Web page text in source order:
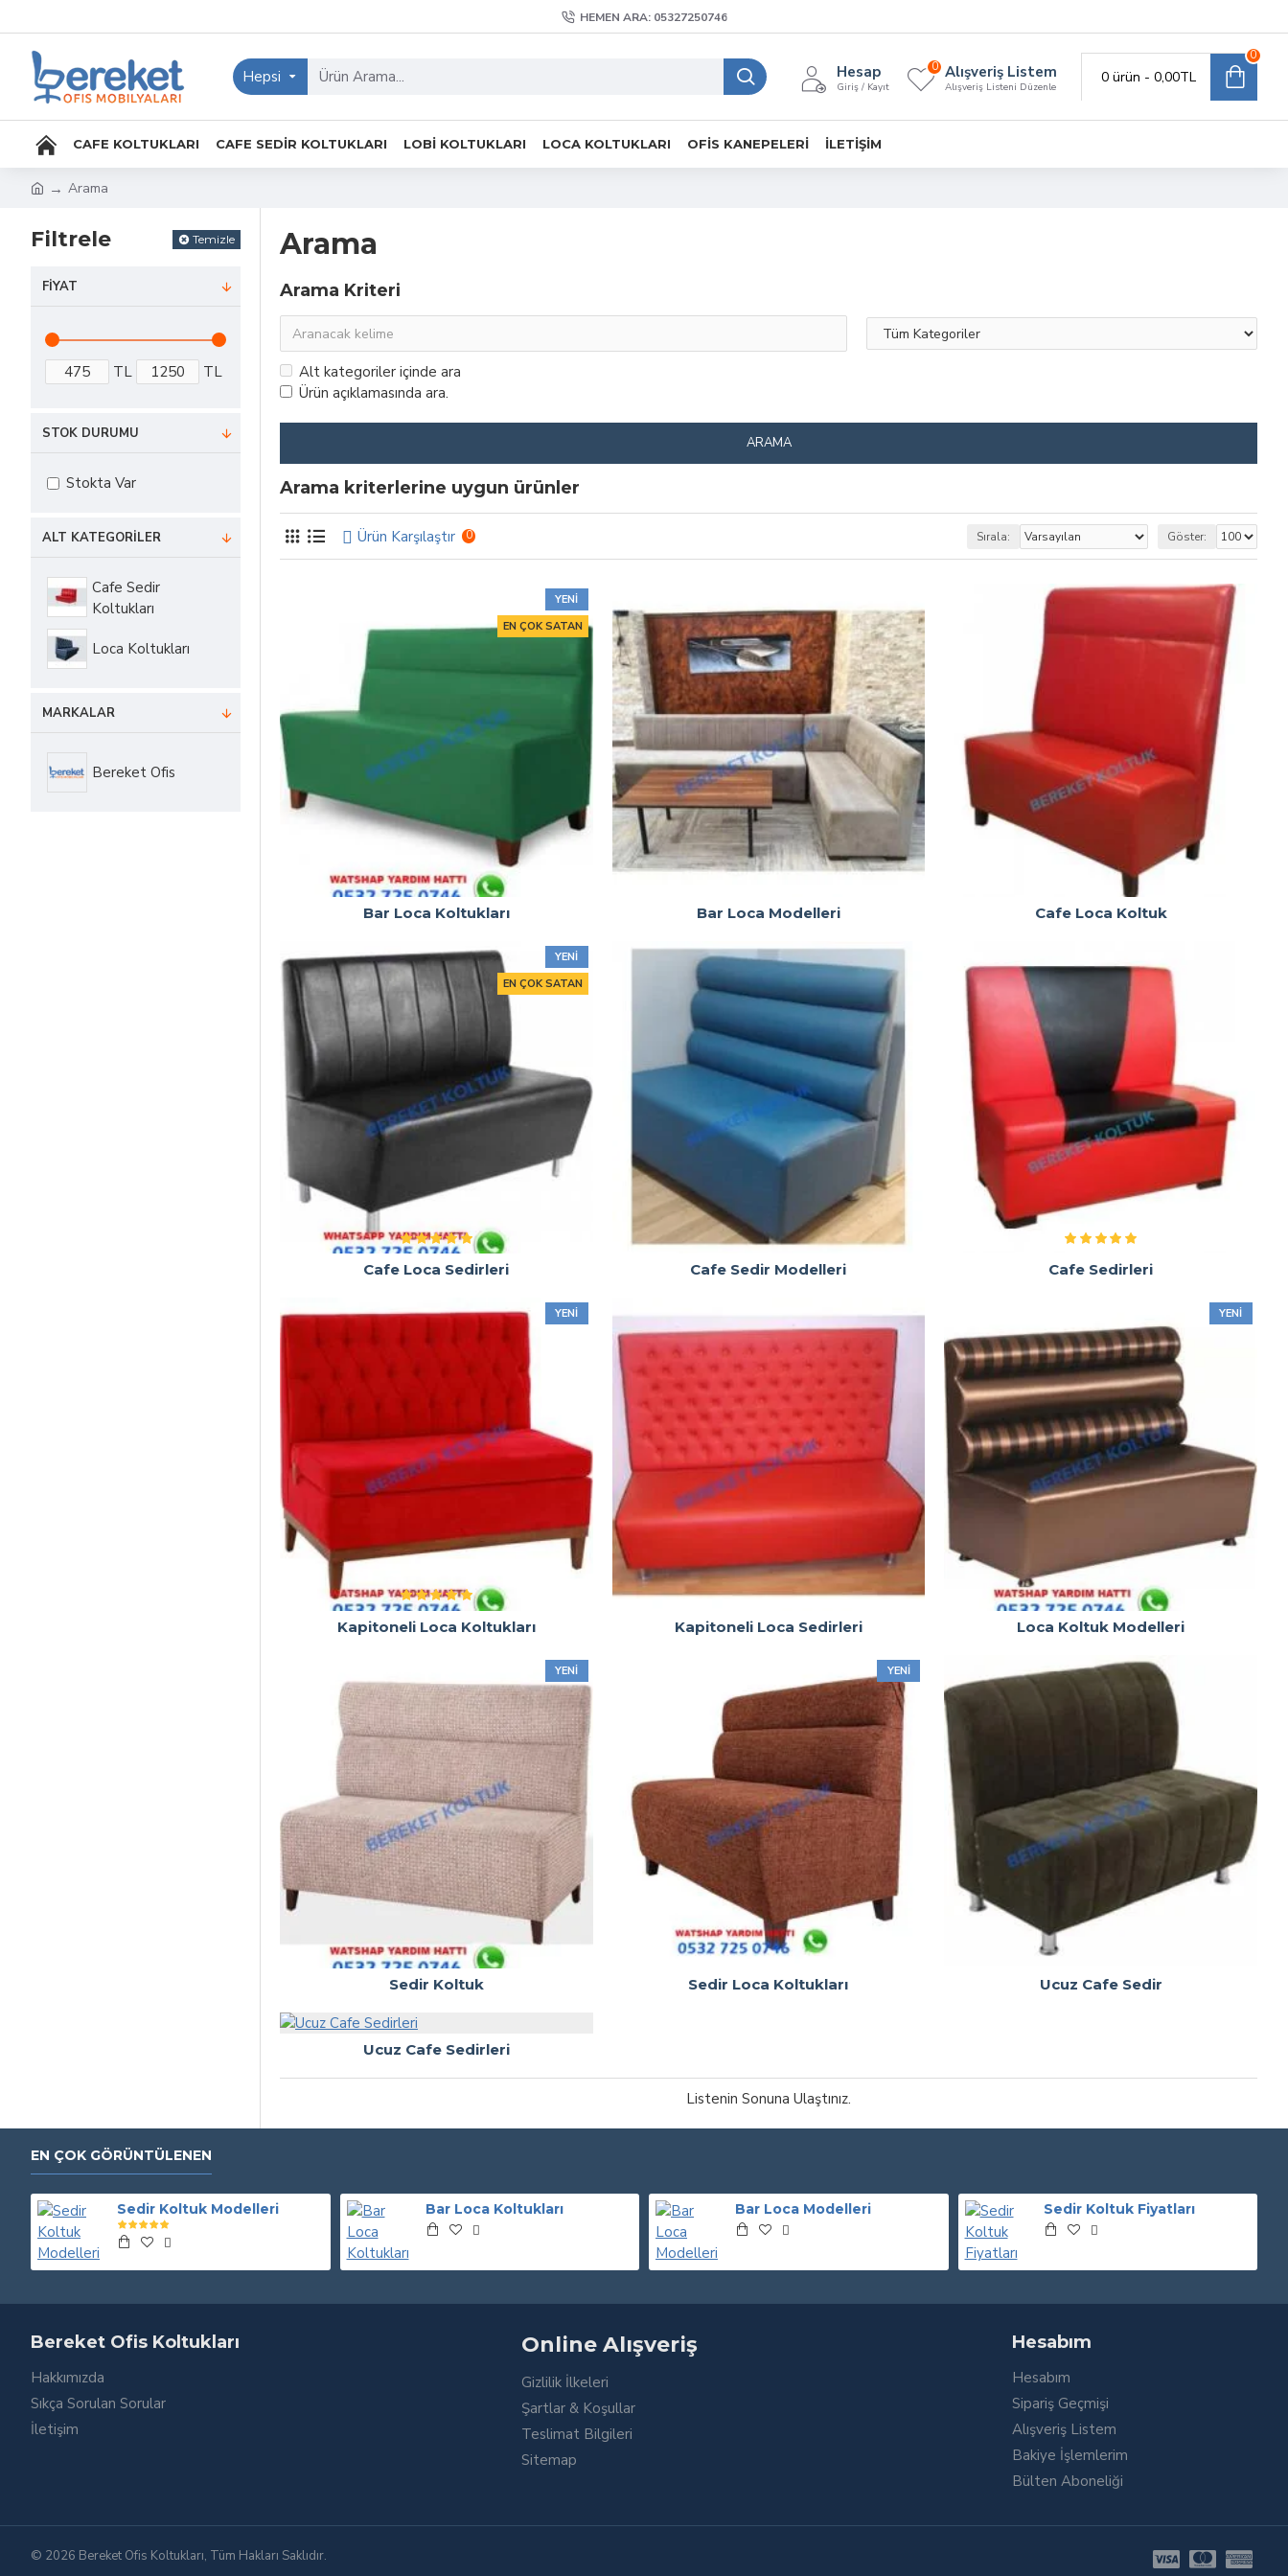
HEMEN ARA: 05327250746
Hepsi Hesap
Giriş / Kayıt
Alışveriş Listem
Alışveriş Listeni Düzenle
0
0 ürün - 0,00TL
0
CAFE KOLTUKLARI CAFE SEDIR KOLTUKLARI LOBI KOLTUKLARI LOCA KOLTUKLARI OFIS KANEPELERI İLETIŞIM
Arama
Filtrele Temizle
FIYAT
TL TL
ALT KATEGORILER
Cafe Sedir
Koltukları
Loca Koltukları
MARKALAR
Bereket Ofis
STOK DURUMU
Stokta Var
Arama
Arama Kriteri
Alt kategoriler içinde ara
Ürün açıklamasında ara.
ARAMA
Arama kriterlerine uygun ürünler
Ürün Karşılaştır 0 Sırala: Göster:
YENI
EN ÇOK SATAN
Bar Loca Koltukları Bar Loca Modelleri Cafe Loca Koltuk
YENI
EN ÇOK SATAN
Cafe Loca Sedirleri Cafe Sedir Modelleri Cafe Sedirleri
YENI
Kapitoneli Loca Koltukları Kapitoneli Loca Sedirleri
YENI
Loca Koltuk Modelleri
YENI
Sedir Koltuk
YENI
Sedir Loca Koltukları Ucuz Cafe Sedir
Ucuz Cafe Sedirleri
Listenin Sonuna Ulaştınız.
EN ÇOK GÖRÜNTÜLENEN
Sedir Koltuk Modelleri Bar Loca Koltukları Bar Loca Modelleri Sedir Koltuk Fiyatları
Bereket Ofis Koltukları
Hakkımızda
Sıkça Sorulan Sorular
İletişim
Online Alışveriş
Gizlilik İlkeleri
Şartlar & Koşullar
Teslimat Bilgileri
Sitemap
Hesabım
Hesabım
Sipariş Geçmişi
Alışveriş Listem
Bakiye İşlemlerim
Bülten Aboneliği
© 2026 Bereket Ofis Koltukları, Tüm Hakları Saklıdır.